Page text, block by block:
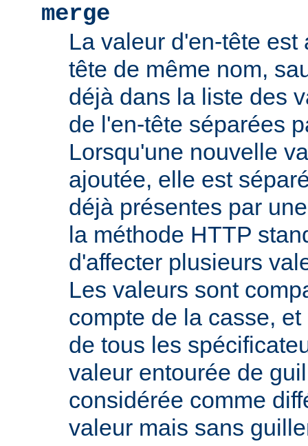
merge
La valeur d'en-tête est
tête de même nom,
déjà dans la liste des
de l'en-tête séparées
Lorsqu'une nouvelle
ajoutée, elle est
déjà présentes par
la méthode HTTP
d'affecter plusieurs
Les valeurs sont
compte de la casse,
de tous les
valeur entourée de
considérée comme
valeur mais sans